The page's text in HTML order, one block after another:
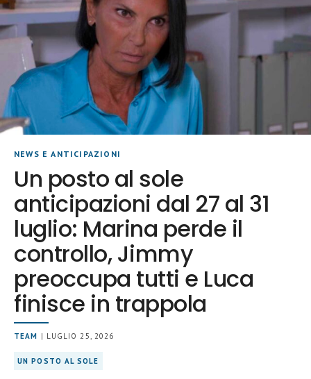
NEWS E ANTICIPAZIONI
Un posto al sole
anticipazioni dal 27 al 31
luglio: Marina perde il
controllo, Jimmy
preoccupa tutti e Luca
finisce in trappola
TEAM | LUGLIO 25, 2026
UN POSTO AL SOLE